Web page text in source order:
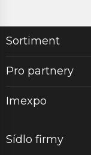
Sortiment
Pro partnery
Imexpo
Sídlo firmy